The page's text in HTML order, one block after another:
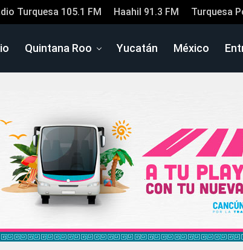
Turquesa 105.1 FM Haahil 91.3 FM Turquesa
Quintana Roo Yucatán México